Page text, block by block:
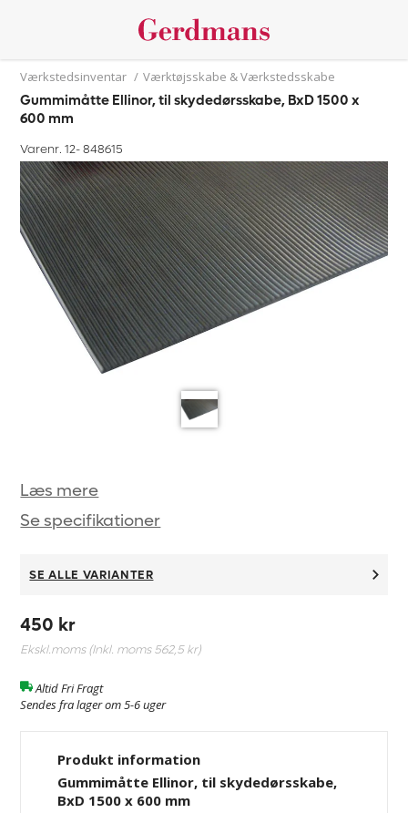
Værkstedsinventar / Værktøjsskabe & Værkstedsskabe
Gummimåtte Ellinor, til skydedørsskabe, BxD 1500 x
600 mm
Varenr. 12-848615
Læs mere
Se specifikationer
SE ALLE VARIANTER
450 kr
Ekskl.moms (Inkl. moms562,5 kr)
Altid Fri Fragt
Sendes fra lager om 5-6 uger
Produkt information
Gummimåtte Ellinor, til skydedørsskabe,
BxD 1500 x 600 mm